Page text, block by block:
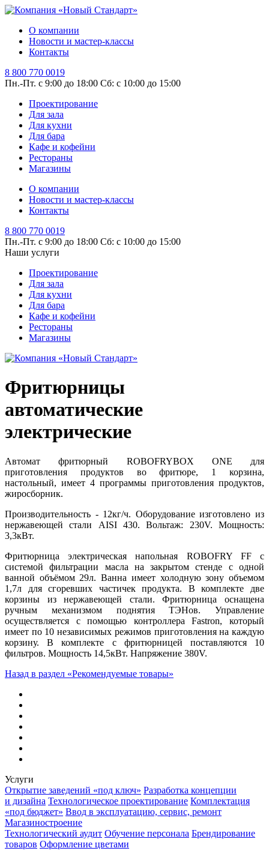
О компании
Новости и мастер-классы
Контакты
8 800 770 0019
Пн.-Пт. с 9:00 до 18:00 Сб: с 10:00 до 15:00
Проектирование
Для зала
Для кухни
Для бара
Кафе и кофейни
Рестораны
Магазины
О компании
Новости и мастер-классы
Контакты
8 800 770 0019
Пн.-Пт. с 9:00 до 18:00 Сб: с 10:00 до 15:00
Наши услуги
Проектирование
Для зала
Для кухни
Для бара
Кафе и кофейни
Рестораны
Магазины
Фритюрницы
автоматические
электрические
Автомат фритюрный ROBOFRYBOX ONE для
приготовления продуктов во фритюре, 1 корзина,
настольный, имеет 4 программы приготовления продуктов,
жиросборник.
Производительность - 12кг/ч. Оборудование изготовлено из
нержавеющей стали AISI 430. Вольтаж: 230V. Мощность:
3,3кВт.
Фритюрница электрическая напольная ROBOFRY FF с
системой фильтрации масла на закрытом стенде с одной
ванной объёмом 29л. Ванна имеет холодную зону объемом
1,7л для сгоревших частичек продукта. В комплекте две
корзины из нержавеющей стали. Фритюрница оснащена
ручным механизмом поднятия ТЭНов. Управление
осуществляется с помощью контроллера Fastron, который
имеет по 10 независимых режимов приготовления на каждую
корзину. В комплекте с фритюрницей поставляются 10
фильтров. Мощность 14,5кВт. Напряжение 380V.
Назад в раздел «Рекомендуемые товары»
Услуги
Открытие заведений «под ключ» Разработка концепции
и дизайна Технологическое проектирование Комплектация
«под бюджет» Ввод в эксплуатацию, сервис, ремонт
Магазиностроение
Технологический аудит Обучение персонала Брендирование
товаров Оформление цветами